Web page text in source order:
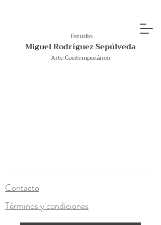
Estudio
Miguel Rodríguez Sepúlveda
Arte Contemporáneo
Contacto
Términos y condiciones